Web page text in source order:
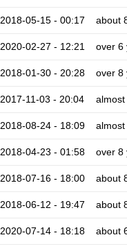
2018-05-15 - 00:17 about
2020-02-27 - 12:21 over 6
2018-01-30 - 20:28 over 8
2017-11-03 - 20:04
2018-08-24 - 18:09
2018-04-23 - 01:58 over 8
2018-07-16 - 18:00 about
2018-06-12 - 19:47 about
2020-07-14 - 18:18 about